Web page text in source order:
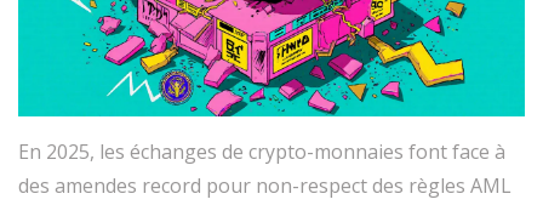
En 2025, les échanges de crypto-monnaies font face à
des amendes record pour non-respect des règles AML